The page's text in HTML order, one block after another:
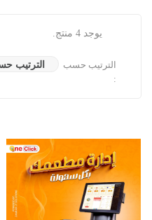
يوجد 4 منتج.
الترتيب حسب
: